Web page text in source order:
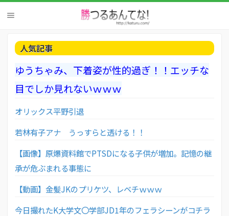
人気記事
ゆうちゃみ、下着姿が性的過ぎ！！エッチな
目でしか見れないｗｗｗ
オリックス平野引退
若林有子アナ うっすらと透ける！！
【画像】原爆資料館でPTSDになる子供が増加。記憶の継
承が危ぶまれる事態に
【動画】金髪JKのプリケツ、レベチｗｗｗ
今日撮れたK大学文〇学部JD1年のフェラシーンがコチラ